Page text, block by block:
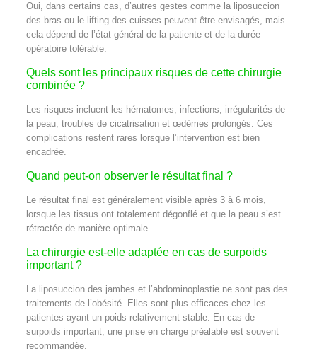
Oui, dans certains cas, d’autres gestes comme la liposuccion
des bras ou le lifting des cuisses peuvent être envisagés, mais
cela dépend de l’état général de la patiente et de la durée
opératoire tolérable.
Quels sont les principaux risques de cette chirurgie
combinée ?
Les risques incluent les hématomes, infections, irrégularités de
la peau, troubles de cicatrisation et œdèmes prolongés. Ces
complications restent rares lorsque l’intervention est bien
encadrée.
Quand peut-on observer le résultat final ?
Le résultat final est généralement visible après 3 à 6 mois,
lorsque les tissus ont totalement dégonflé et que la peau s’est
rétractée de manière optimale.
La chirurgie est-elle adaptée en cas de surpoids
important ?
La liposuccion des jambes et l’abdominoplastie ne sont pas des
traitements de l’obésité. Elles sont plus efficaces chez les
patientes ayant un poids relativement stable. En cas de
surpoids important, une prise en charge préalable est souvent
recommandée.